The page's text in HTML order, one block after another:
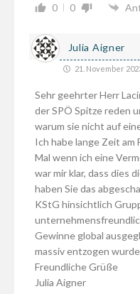
0 0
Julia Aigner
21. November
Sehr geehrter Herr
der SPÖ Spitze reden
warum sie nicht auf
Ich habe lange Zeit am
Mal wenn ich eine
war mir klar, dass dies
haben Sie das
KStG hinsichtlich
Gewinne global
massiv entzogen
Freundliche Grüße
Julia Aigner